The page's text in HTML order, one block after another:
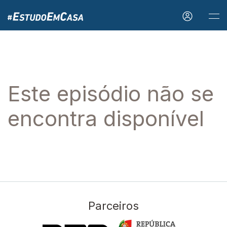
Este episódio não se
encontra disponível
Parceiros